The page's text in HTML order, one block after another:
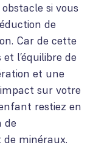
si vous
de
Car de cette
l’équilibre de
et une
sur votre
restiez en
de
minéraux.